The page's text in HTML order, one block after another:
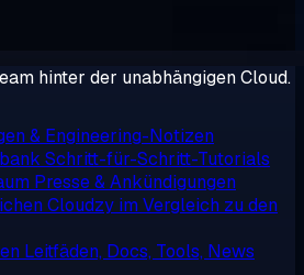
hinter der unabhängigen Cloud.
& Engineering-Notizen
Schritt-für-Schritt-Tutorials
Presse & Ankündigungen
Cloudzy im Vergleich zu den
Leitfäden, Docs, Tools, News